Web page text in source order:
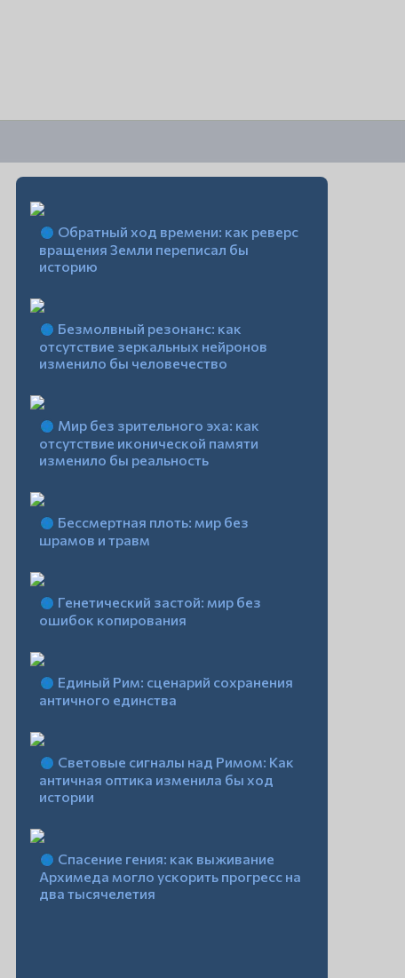
Обратный ход времени: как реверс
вращения Земли переписал бы
историю
Безмолвный резонанс: как
отсутствие зеркальных нейронов
изменило бы человечество
Мир без зрительного эха: как
отсутствие иконической памяти
изменило бы реальность
Бессмертная плоть: мир без
шрамов и травм
Генетический застой: мир без
ошибок копирования
Единый Рим: сценарий сохранения
античного единства
Световые сигналы над Римом: Как
античная оптика изменила бы ход
истории
Спасение гения: как выживание
Архимеда могло ускорить прогресс на
два тысячелетия